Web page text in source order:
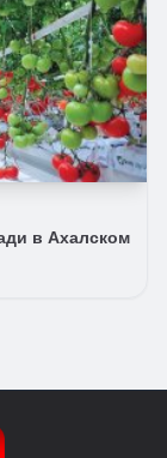
в Ахалском